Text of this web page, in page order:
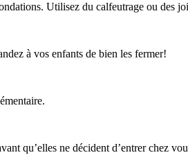
Utilisez du calfeutrage ou des
à vos enfants de bien les fermer!
qu’elles ne décident d’entrer chez